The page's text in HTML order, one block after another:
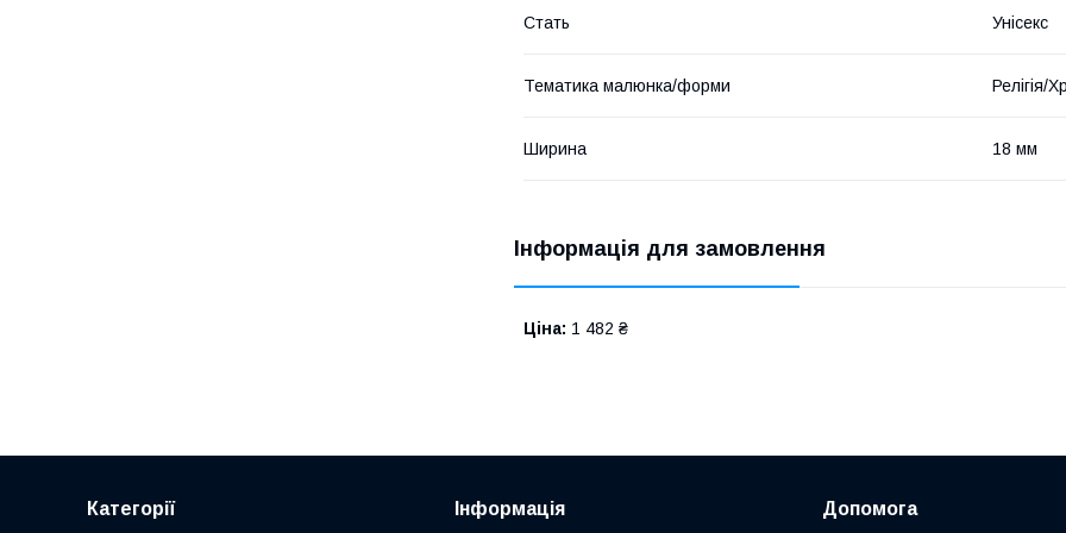
Стать Унісекс
Тематика малюнка/форми Релігія/
Ширина 18 мм
Інформація для замовлення
Ціна: 1 482 ₴
Категорії Інформація Допомога